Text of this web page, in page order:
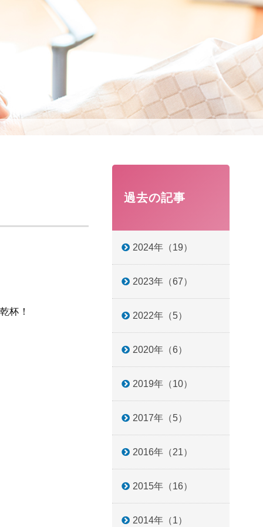
過去の記事
2024年（19）
2023年（67）
2022年（5）
2020年（6）
2019年（10）
2017年（5）
2016年（21）
2015年（16）
2014年（1）
杯！